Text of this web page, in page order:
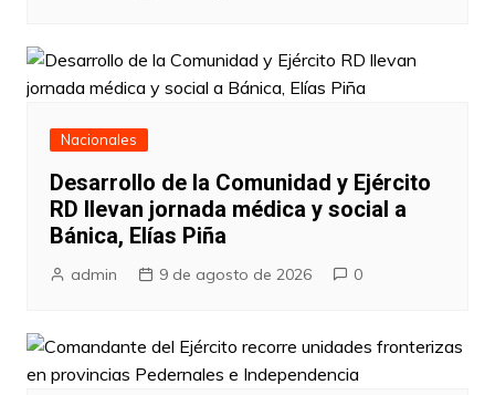
Nacionales
Desarrollo de la Comunidad y Ejército
RD llevan jornada médica y social a
Bánica, Elías Piña
admin 9 de agosto de 2026 0